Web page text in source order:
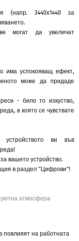
(напр. 3440x1440 за
могат да увеличат
има успокояващ ефект,
може да придаде
- било то изкуство,
в която се чувствате
ви във
вашето устройство.
в раздел "Цифрови"!
уютна атмосфера
повлияят на работната